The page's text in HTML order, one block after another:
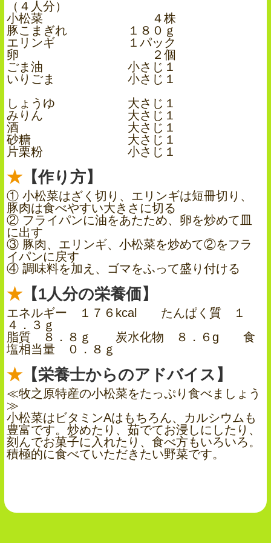
（４人分）
小松菜 ４株
豚こまぎれ １８０ｇ
エリンギ １パック
卵 ２個
ごま油 小さじ１
いりごま 小さじ１
しょうゆ 大さじ１
みりん 大さじ１
酒 大さじ１
砂糖 大さじ１
片栗粉 小さじ１
【作り方】
① 小松菜はざく切り、エリンギは短冊切り、
豚肉は食べやすい大きさに切る
② フライパンに油をあたため、卵を炒めて皿
に出す
③ 豚肉、エリンギ、小松菜を炒めて②をフラ
イパンに戻す
④ 調味料を加え、ゴマをふって盛り付ける
【1人分の栄養価】
エネルギー １７６kcal たんぱく質 １
４．３ｇ
脂質 ８．８ｇ 炭水化物 ８．６g 食
塩相当量 ０．８ｇ
【栄養士からのアドバイス】
≪牧之原特産の小松菜をたっぷり食べましょう
≫
小松菜はビタミンAはもちろん、カルシウムも
豊富です。炒めたり、茹でてお浸しにしたり、
刻んでお菓子に入れたり、食べ方もいろいろ。
積極的に食べていただきたい野菜です。